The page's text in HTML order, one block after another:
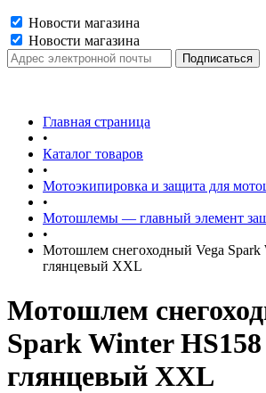
Новости магазина
Новости магазина
Главная страница
•
Каталог товаров
•
Мотоэкипировка и защита для
•
Мотошлемы — главный элемент
•
Мотошлем снегоходный Vega Spark
глянцевый XXL
Мотошлем
Spark Winter
глянцевый XXL